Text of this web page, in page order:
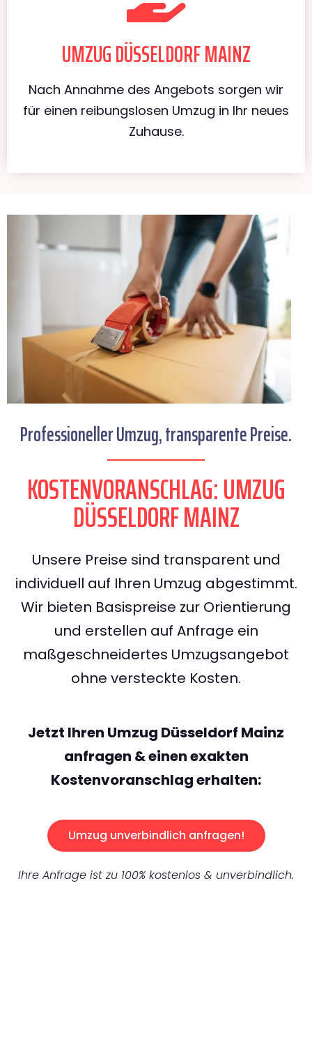
UMZUG DÜSSELDORF MAINZ
Nach Annahme des Angebots sorgen wir
für einen reibungslosen Umzug in Ihr neues
Zuhause.
Professioneller Umzug, transparente Preise.
KOSTENVORANSCHLAG: UMZUG
DÜSSELDORF MAINZ
Unsere Preise sind transparent und
individuell auf Ihren Umzug abgestimmt.
Wir bieten Basispreise zur Orientierung
und erstellen auf Anfrage ein
maßgeschneidertes Umzugsangebot
ohne versteckte Kosten.
Jetzt Ihren Umzug Düsseldorf Mainz
anfragen & einen exakten
Kostenvoranschlag erhalten:
Umzug unverbindlich anfragen!
Ihre Anfrage ist zu 100% kostenlos & unverbindlich.